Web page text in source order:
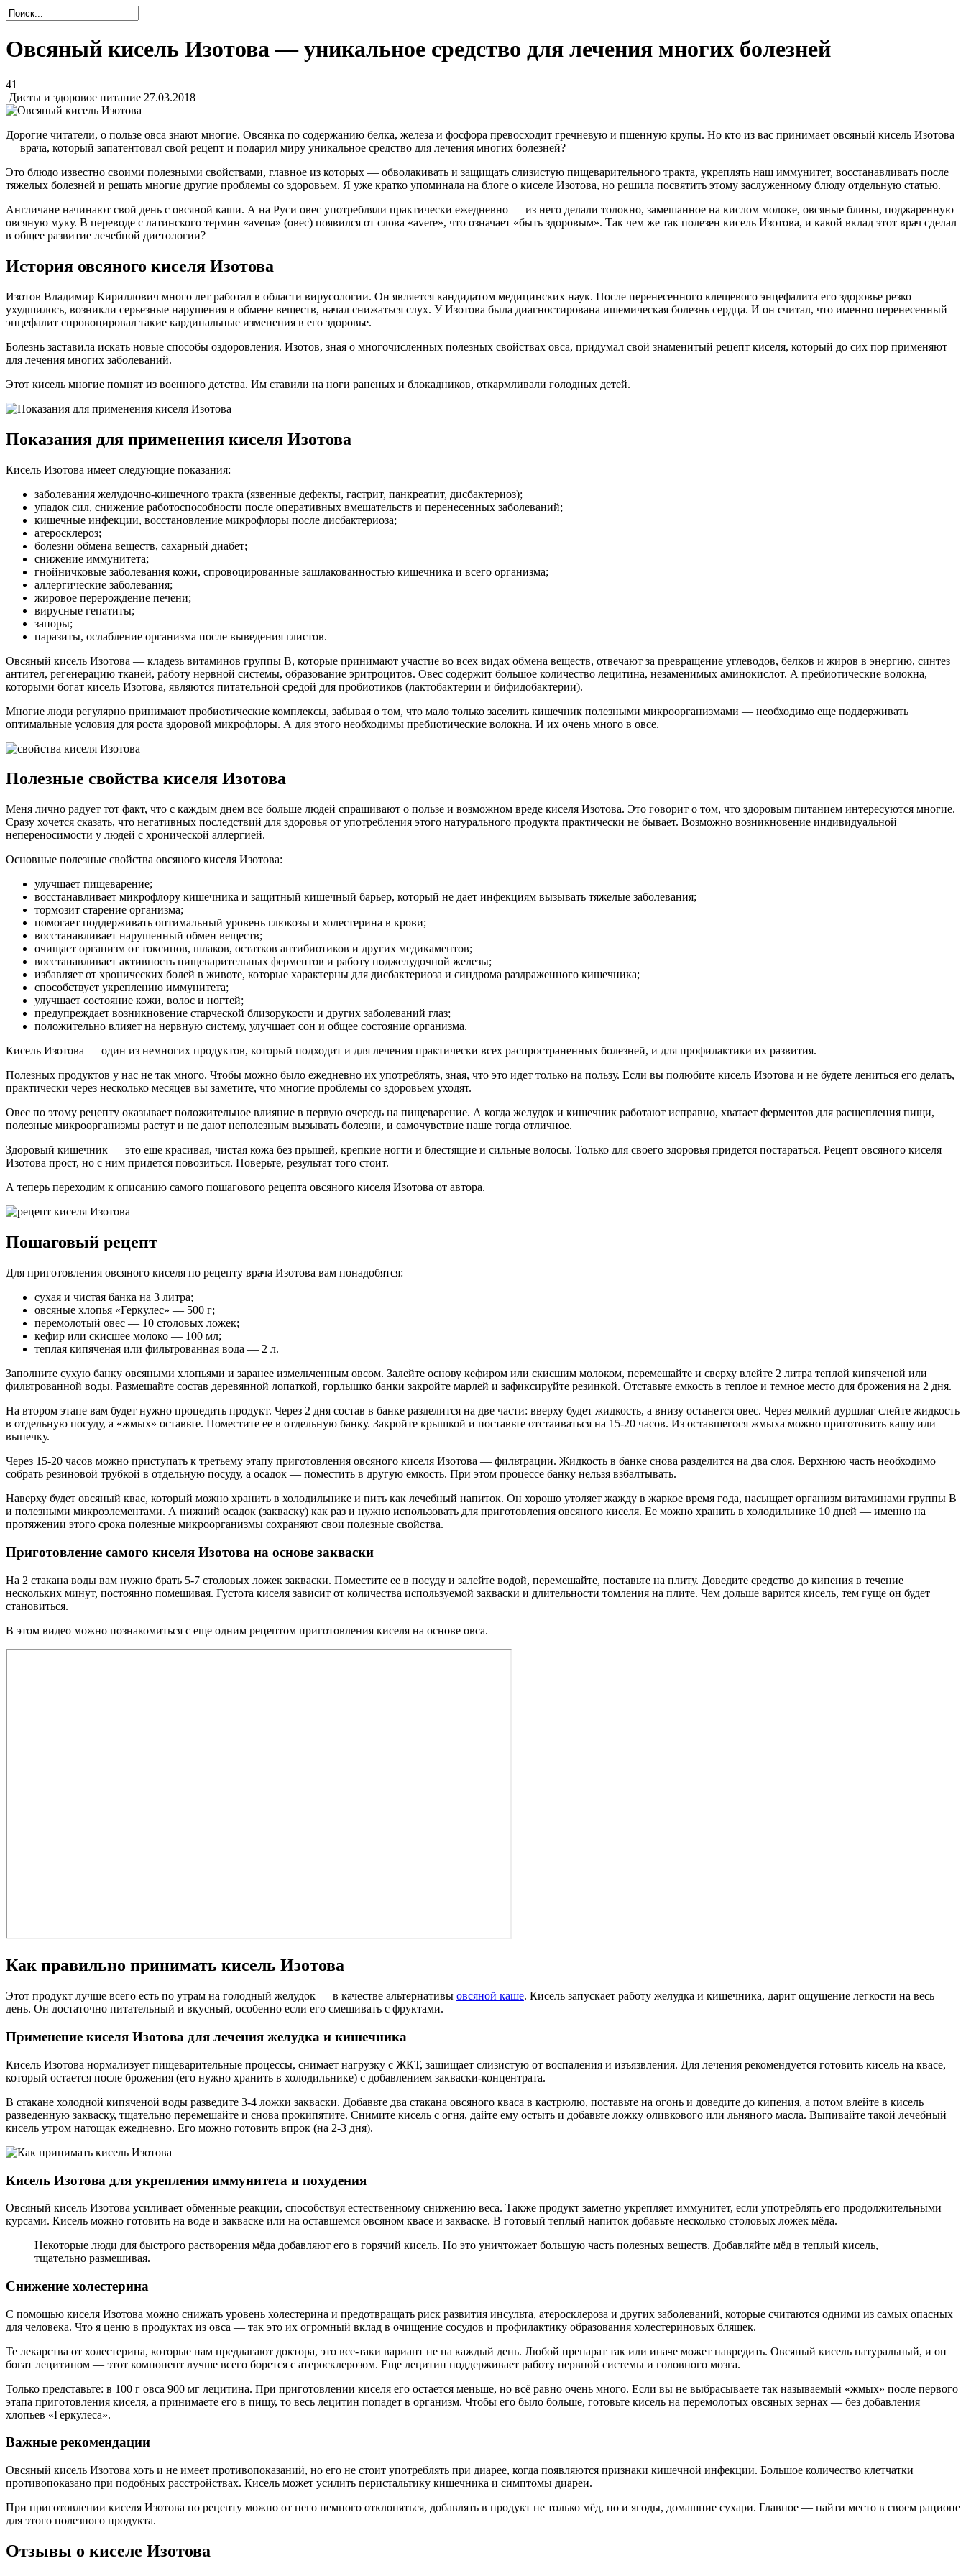
Овсяный кисель Изотова — уникальное средство для лечения многих болезней
41
Диеты и здоровое питание 27.03.2018
Дорогие читатели, о пользе овса знают многие. Овсянка по содержанию белка, железа и фосфора превосходит гречневую и пшенную крупы. Но кто из вас принимает овсяный кисель Изотова
— врача, который запатентовал свой рецепт и подарил миру уникальное средство для лечения многих болезней?
Это блюдо известно своими полезными свойствами, главное из которых — обволакивать и защищать слизистую пищеварительного тракта, укреплять наш иммунитет, восстанавливать после
тяжелых болезней и решать многие другие проблемы со здоровьем. Я уже кратко упоминала на блоге о киселе Изотова, но решила посвятить этому заслуженному блюду отдельную статью.
Англичане начинают свой день с овсяной каши. А на Руси овес употребляли практически ежедневно — из него делали толокно, замешанное на кислом молоке, овсяные блины, поджаренную
овсяную муку. В переводе с латинского термин «avena» (овес) появился от слова «avere», что означает «быть здоровым». Так чем же так полезен кисель Изотова, и какой вклад этот врач сделал
в общее развитие лечебной диетологии?
История овсяного киселя Изотова
Изотов Владимир Кириллович много лет работал в области вирусологии. Он является кандидатом медицинских наук. После перенесенного клещевого энцефалита его здоровье резко
ухудшилось, возникли серьезные нарушения в обмене веществ, начал снижаться слух. У Изотова была диагностирована ишемическая болезнь сердца. И он считал, что именно перенесенный
энцефалит спровоцировал такие кардинальные изменения в его здоровье.
Болезнь заставила искать новые способы оздоровления. Изотов, зная о многочисленных полезных свойствах овса, придумал свой знаменитый рецепт киселя, который до сих пор применяют
для лечения многих заболеваний.
Этот кисель многие помнят из военного детства. Им ставили на ноги раненых и блокадников, откармливали голодных детей.
Показания для применения киселя Изотова
Кисель Изотова имеет следующие показания:
заболевания желудочно-кишечного тракта (язвенные дефекты, гастрит, панкреатит, дисбактериоз);
упадок сил, снижение работоспособности после оперативных вмешательств и перенесенных заболеваний;
кишечные инфекции, восстановление микрофлоры после дисбактериоза;
атеросклероз;
болезни обмена веществ, сахарный диабет;
снижение иммунитета;
гнойничковые заболевания кожи, спровоцированные зашлакованностью кишечника и всего организма;
аллергические заболевания;
жировое перерождение печени;
вирусные гепатиты;
запоры;
паразиты, ослабление организма после выведения глистов.
Овсяный кисель Изотова — кладезь витаминов группы В, которые принимают участие во всех видах обмена веществ, отвечают за превращение углеводов, белков и жиров в энергию, синтез
антител, регенерацию тканей, работу нервной системы, образование эритроцитов. Овес содержит большое количество лецитина, незаменимых аминокислот. А пребиотические волокна,
которыми богат кисель Изотова, являются питательной средой для пробиотиков (лактобактерии и бифидобактерии).
Многие люди регулярно принимают пробиотические комплексы, забывая о том, что мало только заселить кишечник полезными микроорганизмами — необходимо еще поддерживать
оптимальные условия для роста здоровой микрофлоры. А для этого необходимы пребиотические волокна. И их очень много в овсе.
Полезные свойства киселя Изотова
Меня лично радует тот факт, что с каждым днем все больше людей спрашивают о пользе и возможном вреде киселя Изотова. Это говорит о том, что здоровым питанием интересуются многие.
Сразу хочется сказать, что негативных последствий для здоровья от употребления этого натурального продукта практически не бывает. Возможно возникновение индивидуальной
непереносимости у людей с хронической аллергией.
Основные полезные свойства овсяного киселя Изотова:
улучшает пищеварение;
восстанавливает микрофлору кишечника и защитный кишечный барьер, который не дает инфекциям вызывать тяжелые заболевания;
тормозит старение организма;
помогает поддерживать оптимальный уровень глюкозы и холестерина в крови;
восстанавливает нарушенный обмен веществ;
очищает организм от токсинов, шлаков, остатков антибиотиков и других медикаментов;
восстанавливает активность пищеварительных ферментов и работу поджелудочной железы;
избавляет от хронических болей в животе, которые характерны для дисбактериоза и синдрома раздраженного кишечника;
способствует укреплению иммунитета;
улучшает состояние кожи, волос и ногтей;
предупреждает возникновение старческой близорукости и других заболеваний глаз;
положительно влияет на нервную систему, улучшает сон и общее состояние организма.
Кисель Изотова — один из немногих продуктов, который подходит и для лечения практически всех распространенных болезней, и для профилактики их развития.
Полезных продуктов у нас не так много. Чтобы можно было ежедневно их употреблять, зная, что это идет только на пользу. Если вы полюбите кисель Изотова и не будете лениться его делать,
практически через несколько месяцев вы заметите, что многие проблемы со здоровьем уходят.
Овес по этому рецепту оказывает положительное влияние в первую очередь на пищеварение. А когда желудок и кишечник работают исправно, хватает ферментов для расщепления пищи,
полезные микроорганизмы растут и не дают неполезным вызывать болезни, и самочувствие наше тогда отличное.
Здоровый кишечник — это еще красивая, чистая кожа без прыщей, крепкие ногти и блестящие и сильные волосы. Только для своего здоровья придется постараться. Рецепт овсяного киселя
Изотова прост, но с ним придется повозиться. Поверьте, результат того стоит.
А теперь переходим к описанию самого пошагового рецепта овсяного киселя Изотова от автора.
Пошаговый рецепт
Для приготовления овсяного киселя по рецепту врача Изотова вам понадобятся:
сухая и чистая банка на 3 литра;
овсяные хлопья «Геркулес» — 500 г;
перемолотый овес — 10 столовых ложек;
кефир или скисшее молоко — 100 мл;
теплая кипяченая или фильтрованная вода — 2 л.
Заполните сухую банку овсяными хлопьями и заранее измельченным овсом. Залейте основу кефиром или скисшим молоком, перемешайте и сверху влейте 2 литра теплой кипяченой или
фильтрованной воды. Размешайте состав деревянной лопаткой, горлышко банки закройте марлей и зафиксируйте резинкой. Отставьте емкость в теплое и темное место для брожения на 2 дня.
На втором этапе вам будет нужно процедить продукт. Через 2 дня состав в банке разделится на две части: вверху будет жидкость, а внизу останется овес. Через мелкий дуршлаг слейте жидкость
в отдельную посуду, а «жмых» оставьте. Поместите ее в отдельную банку. Закройте крышкой и поставьте отстаиваться на 15-20 часов. Из оставшегося жмыха можно приготовить кашу или
выпечку.
Через 15-20 часов можно приступать к третьему этапу приготовления овсяного киселя Изотова — фильтрации. Жидкость в банке снова разделится на два слоя. Верхнюю часть необходимо
собрать резиновой трубкой в отдельную посуду, а осадок — поместить в другую емкость. При этом процессе банку нельзя взбалтывать.
Наверху будет овсяный квас, который можно хранить в холодильнике и пить как лечебный напиток. Он хорошо утоляет жажду в жаркое время года, насыщает организм витаминами группы В
и полезными микроэлементами. А нижний осадок (закваску) как раз и нужно использовать для приготовления овсяного киселя. Ее можно хранить в холодильнике 10 дней — именно на
протяжении этого срока полезные микроорганизмы сохраняют свои полезные свойства.
Приготовление самого киселя Изотова на основе закваски
На 2 стакана воды вам нужно брать 5-7 столовых ложек закваски. Поместите ее в посуду и залейте водой, перемешайте, поставьте на плиту. Доведите средство до кипения в течение
нескольких минут, постоянно помешивая. Густота киселя зависит от количества используемой закваски и длительности томления на плите. Чем дольше варится кисель, тем гуще он будет
становиться.
В этом видео можно познакомиться с еще одним рецептом приготовления киселя на основе овса.
Как правильно принимать кисель Изотова
Этот продукт лучше всего есть по утрам на голодный желудок — в качестве альтернативы овсяной каше. Кисель запускает работу желудка и кишечника, дарит ощущение легкости на весь
день. Он достаточно питательный и вкусный, особенно если его смешивать с фруктами.
Применение киселя Изотова для лечения желудка и кишечника
Кисель Изотова нормализует пищеварительные процессы, снимает нагрузку с ЖКТ, защищает слизистую от воспаления и изъязвления. Для лечения рекомендуется готовить кисель на квасе,
который остается после брожения (его нужно хранить в холодильнике) с добавлением закваски-концентрата.
В стакане холодной кипяченой воды разведите 3-4 ложки закваски. Добавьте два стакана овсяного кваса в кастрюлю, поставьте на огонь и доведите до кипения, а потом влейте в кисель
разведенную закваску, тщательно перемешайте и снова прокипятите. Снимите кисель с огня, дайте ему остыть и добавьте ложку оливкового или льняного масла. Выпивайте такой лечебный
кисель утром натощак ежедневно. Его можно готовить впрок (на 2-3 дня).
Кисель Изотова для укрепления иммунитета и похудения
Овсяный кисель Изотова усиливает обменные реакции, способствуя естественному снижению веса. Также продукт заметно укрепляет иммунитет, если употреблять его продолжительными
курсами. Кисель можно готовить на воде и закваске или на оставшемся овсяном квасе и закваске. В готовый теплый напиток добавьте несколько столовых ложек мёда.
Некоторые люди для быстрого растворения мёда добавляют его в горячий кисель. Но это уничтожает большую часть полезных веществ. Добавляйте мёд в теплый кисель,
тщательно размешивая.
Снижение холестерина
С помощью киселя Изотова можно снижать уровень холестерина и предотвращать риск развития инсульта, атеросклероза и других заболеваний, которые считаются одними из самых опасных
для человека. Что я ценю в продуктах из овса — так это их огромный вклад в очищение сосудов и профилактику образования холестериновых бляшек.
Те лекарства от холестерина, которые нам предлагают доктора, это все-таки вариант не на каждый день. Любой препарат так или иначе может навредить. Овсяный кисель натуральный, и он
богат лецитином — этот компонент лучше всего борется с атеросклерозом. Еще лецитин поддерживает работу нервной системы и головного мозга.
Только представьте: в 100 г овса 900 мг лецитина. При приготовлении киселя его остается меньше, но всё равно очень много. Если вы не выбрасываете так называемый «жмых» после первого
этапа приготовления киселя, а принимаете его в пищу, то весь лецитин попадет в организм. Чтобы его было больше, готовьте кисель на перемолотых овсяных зернах — без добавления
хлопьев «Геркулеса».
Важные рекомендации
Овсяный кисель Изотова хоть и не имеет противопоказаний, но его не стоит употреблять при диарее, когда появляются признаки кишечной инфекции. Большое количество клетчатки
противопоказано при подобных расстройствах. Кисель может усилить перистальтику кишечника и симптомы диареи.
При приготовлении киселя Изотова по рецепту можно от него немного отклоняться, добавлять в продукт не только мёд, но и ягоды, домашние сухари. Главное — найти место в своем рационе
для этого полезного продукта.
Отзывы о киселе Изотова